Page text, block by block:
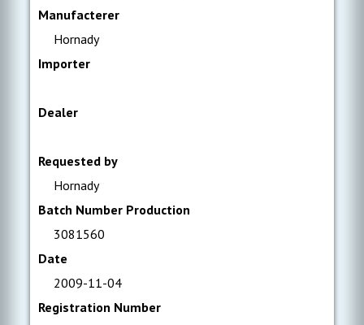
Manufacterer
Hornady
Importer
Dealer
Requested by
Hornady
Batch Number Production
3081560
Date
2009-11-04
Registration Number